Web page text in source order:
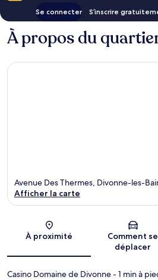
Se connecter S’inscrire
À propos du
Carte
Avenue Des Thermes, Divonne-les-
Afficher la carte
À proximité
Comment se
déplacer
Casino Domaine de Divonne- 1 min à